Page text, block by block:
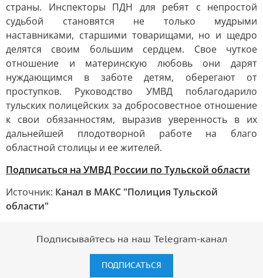
страны. Инспекторы ПДН для ребят с непростой
судьбой становятся не только мудрыми
наставниками, старшими товарищами, но и щедро
делятся своим большим сердцем. Свое чуткое
отношение и материнскую любовь они дарят
нуждающимся в заботе детям, оберегают от
проступков. Руководство УМВД поблагодарило
тульских полицейских за добросовестное отношение
к свои обязанностям, выразив уверенность в их
дальнейшей плодотворной работе на благо
областной столицы и ее жителей.
Подписаться на УМВД России по Тульской области
Источник: Канал в МАКС "Полиция Тульской
области"
Подписывайтесь на наш Telegram-канал
ПОДПИСАТЬСЯ